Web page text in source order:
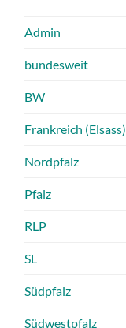
Admin
bundesweit
BW
Frankreich (Elsass)
Nordpfalz
Pfalz
RLP
SL
Südpfalz
Südwestpfalz